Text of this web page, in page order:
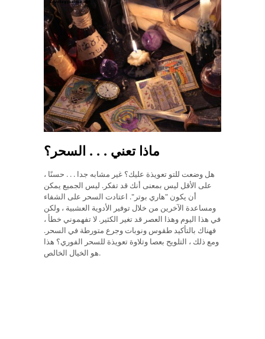
ماذا تعني . . . السحر؟
هل وضعت للتو تعويذة عليك؟ غير مشابه جدا . . . حسنًا ،
على الأقل ليس بمعنى أنك قد تفكر. ليس الجميع يمكن
أن يكون "هاري بوتر". اعتادت السحر على الشفاء
ومساعدة الآخرين من خلال توفير الأدوية العشبية ، ولكن
في هذا اليوم وهذا العصر قد تغير الكثير. لا تفهموني خطأ ،
فهناك بالتأكيد طقوس ونوبات وجرع متورطة في السحر.
ومع ذلك ، التلويح بعصا وتلاوة تعويذة للسحر الفوري؟ هذا
هو الخيال الخالص.